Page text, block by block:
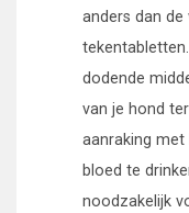
anders dan de
dodende
van je hond
aanraking
bloed te
noodzakelijk